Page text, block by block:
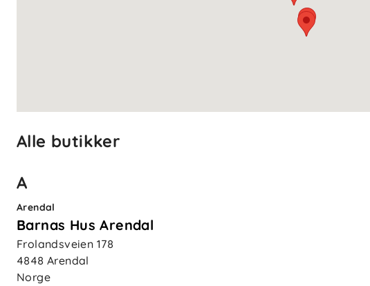
Alle butikker
A
Arendal
Barnas Hus Arendal
Frolandsveien 178
4848 Arendal
Norge